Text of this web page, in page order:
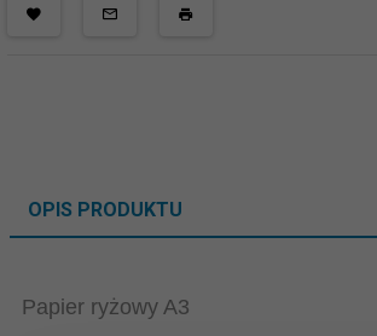
OPIS PRODUKTU
Papier ryżowy A3